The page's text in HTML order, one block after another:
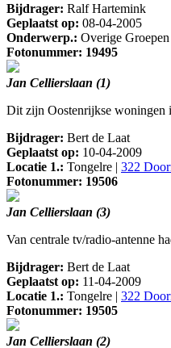
Bijdrager: Ralf Hartemink
Geplaatst op: 08-04-2005
Onderwerp.: Overige Groepen
Fotonummer: 19495
Jan Cellierslaan (1)
Dit zijn Oostenrijkse woningen
Bijdrager: Bert de Laat
Geplaatst op: 10-04-2009
Locatie 1.: Tongelre | 322
Fotonummer: 19506
Jan Cellierslaan (3)
Van centrale tv/radio-antenne
Bijdrager: Bert de Laat
Geplaatst op: 11-04-2009
Locatie 1.: Tongelre | 322
Fotonummer: 19505
Jan Cellierslaan (2)